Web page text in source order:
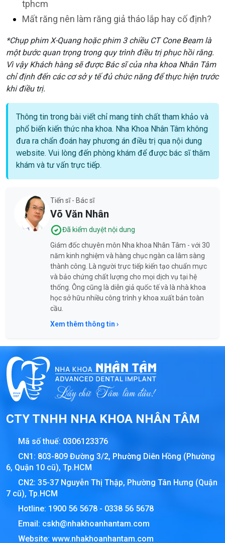
tphcm
Mất răng nên làm răng giả tháo lắp hay cố định?
*Chụp phim X-Quang hoặc phim 3 chiều CT Cone Beam là
một bước quan trọng trong quy trình điều trị phục hồi răng.
Vì vậy Khách hàng sẽ được Bác sĩ của nha khoa Nhân Tâm
chỉ định đến các cơ sở y tế đủ chức năng để thực hiện trước
khi điều trị.
Thông tin trong bài viết chỉ mang tính chất tham khảo và
phổ biến kiến thức nha khoa. Nha Khoa Nhân Tâm không
đưa ra chẩn đoán hay phương án điều trị qua nội dung
website. Vui lòng đến phòng khám để được bác sĩ thăm
khám và tư vấn trực tiếp.
Tiến sĩ - Bác sĩ
Võ Văn Nhân
Đã kiểm duyệt nội dung
Giám đốc chuyên môn Nha khoa Nhân Tâm - với 30
năm kinh nghiệm và hàng chục ngàn ca lâm sàng
thành công. Là người trực tiếp kiến tạo chuẩn mực
và bảo chứng chất lượng cho mọi dịch vụ tại hệ
thống. Ông cũng là diễn giả quốc tế và là nhà khoa
học sở hữu nhiều công trình y khoa xuất bản toàn
cầu.
Xem thêm thông tin ›
CTY TNHH NHA KHOA NHÂN TÂM
Mã số thuế: 0306123376
CN1: 803-809 Đường 3/2, Phường Diên Hồng (Phường
6, Quận 10 cũ), Tp.HCM
CN2: 35-37 Nguyễn Thị Thập, Phường Tân Hưng (Quận
7 cũ), Tp.HCM
Hotline: 1900 56 5678 - 0338 56 5678
Email: cskh@nhakhoanhantam.com
Website: www.nhakhoanhantam.com